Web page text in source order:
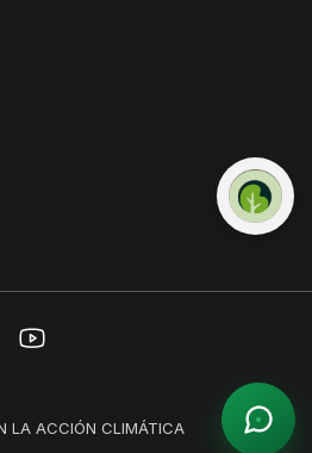
LA ACCIÓN CLIMÁTICA